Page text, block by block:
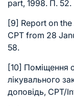
part, 1998. П. 52.
[9] Report on
CPT from 28
58.
[10] Поміщення
лікувального
доповідь, CPT/